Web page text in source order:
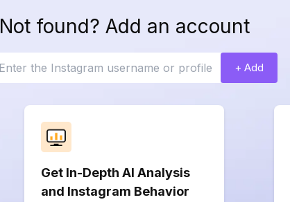
Not found? Add an account
+ Add
Get In-Depth AI Analysis
and Instagram Behavior